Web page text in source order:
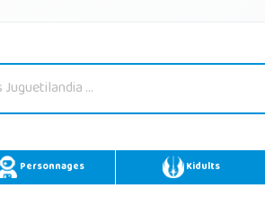
Personnages Kidults